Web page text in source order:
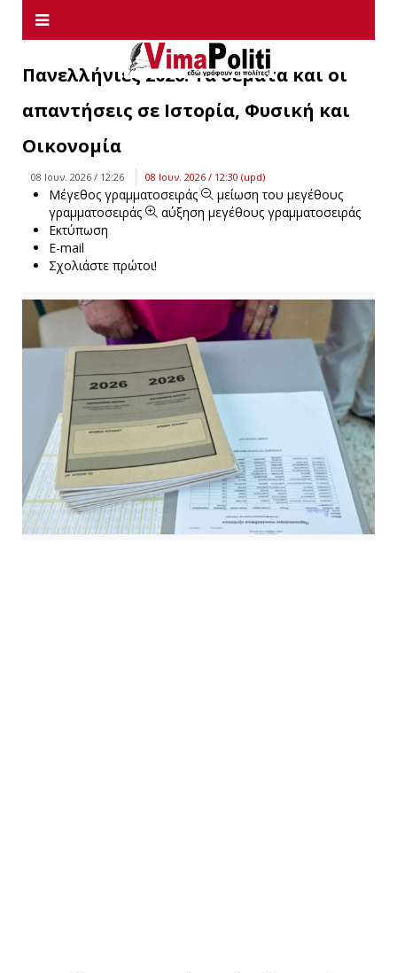
Πανελλήνιες 2026: Τα θέματα και οι
απαντήσεις σε Ιστορία, Φυσική και
Οικονομία
08 Ιουν. 2026 / 12:26 08 Ιουν. 2026 / 12:30 (upd)
Μέγεθος γραμματοσειράς
μείωση του μεγέθους
γραμματοσειράς
αύξηση μεγέθους γραμματοσειράς
Εκτύπωση
E-mail
Σχολιάστε πρώτοι!